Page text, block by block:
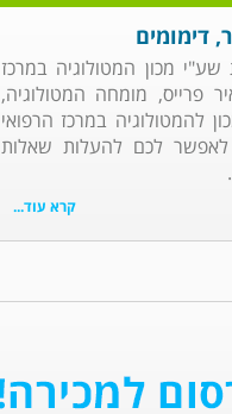
דימומים
מכון המטולוגיה במרכז
פרייס, מומחה המטולוגיה,
להמטולוגיה במרכז הרפואי
לכם להעלות שאלות
קרא עוד...